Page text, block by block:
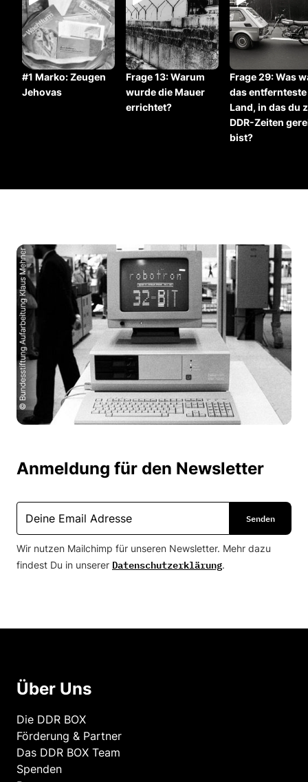
#1 Marko: Zeugen
Jehovas
Frage 13: ⁠Warum
wurde die Mauer
errichtet?
Frage 29: Was
das entfernteste
Land, in das du
DDR-Zeiten
bist?
Anmeldung für den Newsletter
Wir nutzen Mailchimp für unseren Newsletter. Mehr dazu
findest Du in unserer Datenschutzerklärung.
Über Uns
Die DDR BOX
Förderung & Partner
Das DDR BOX Team
Spenden